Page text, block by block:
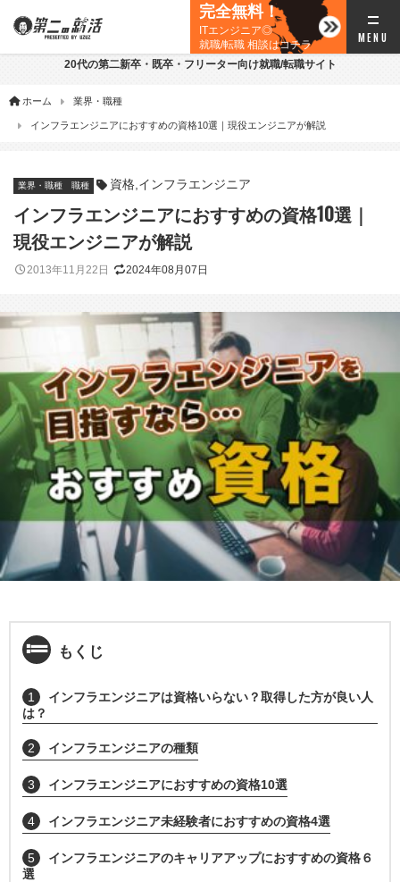
完全無料！
ITエンジニア◎
就職/転職 相談はコチラ
20代の第二新卒・既卒・フリーター向け就職/転職サイト
ホーム 業界・職種
インフラエンジニアにおすすめの資格10選｜現役エンジニアが解説
業界・職種 職種 資格, インフラエンジニア
インフラエンジニアにおすすめの資格10選｜
現役エンジニアが解説
2013年11月22日 2024年08月07日
もくじ
1
インフラエンジニアは資格いらない？取得した方が良い人
は？
2 インフラエンジニアの種類
3 インフラエンジニアにおすすめの資格10選
4 インフラエンジニア未経験者におすすめの資格4選
5
インフラエンジニアのキャリアアップにおすすめの資格６
選